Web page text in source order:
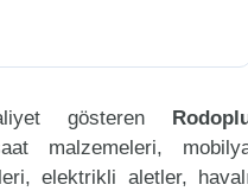
gösteren
malzemeleri,
elektrikli aletler,